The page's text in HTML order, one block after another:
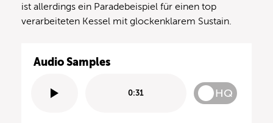
ist allerdings ein Paradebeispiel für einen top
verarbeiteten Kessel mit glockenklarem Sustain.
Audio Samples
0:31 HQ